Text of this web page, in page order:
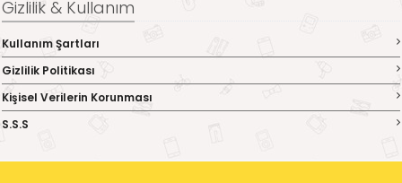
Gizlilik & Kullanım
Kullanım Şartları
Gizlilik Politikası
Kişisel Verilerin Korunması
S.S.S